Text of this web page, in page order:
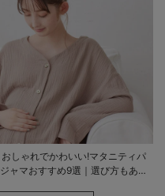
おしゃれでかわいい!マタニティパ
ジャマおすすめ9選｜選び方もあわ